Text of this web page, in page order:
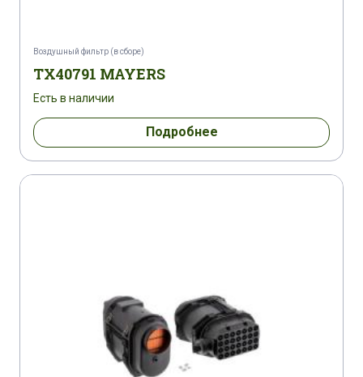
Воздушный фильтр (в сборе)
TX40791 MAYERS
Есть в наличии
Подробнее